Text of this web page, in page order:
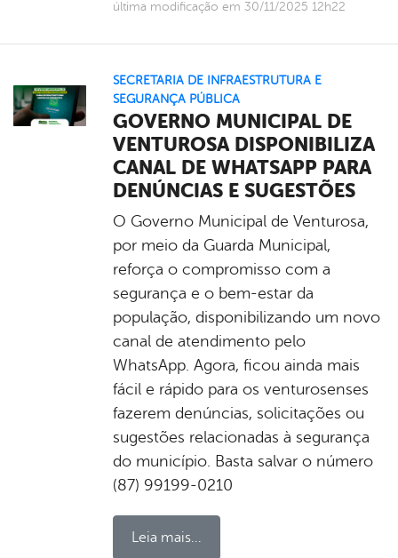
última modificação em 30/11/2025 12h22
SECRETARIA DE INFRAESTRUTURA E
SEGURANÇA PÚBLICA
GOVERNO MUNICIPAL DE
VENTUROSA DISPONIBILIZA
CANAL DE WHATSAPP PARA
DENÚNCIAS E SUGESTÕES
O Governo Municipal de Venturosa,
por meio da Guarda Municipal,
reforça o compromisso com a
segurança e o bem-estar da
população, disponibilizando um novo
canal de atendimento pelo
WhatsApp. Agora, ficou ainda mais
fácil e rápido para os venturosenses
fazerem denúncias, solicitações ou
sugestões relacionadas à segurança
do município. Basta salvar o número
(87) 99199-0210
Leia mais...